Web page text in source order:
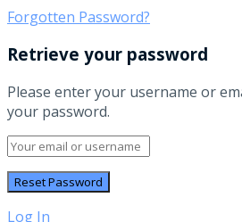
Forgotten Password?
Retrieve your password
Please enter your username or
your password.
Log In